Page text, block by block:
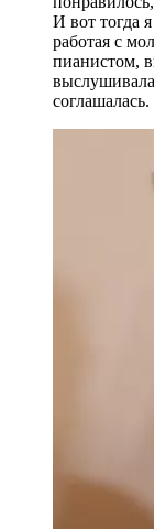
И вот тогда
работая с
пианистом,
соглашалась.